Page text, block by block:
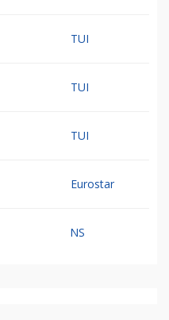
TUI
TUI
TUI
Eurostar
NS